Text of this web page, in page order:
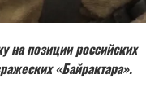
на позиции российских
«Байрактара».